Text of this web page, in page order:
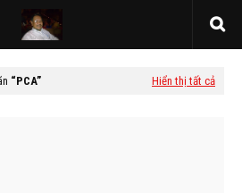
PCA Hiển thị tất cả